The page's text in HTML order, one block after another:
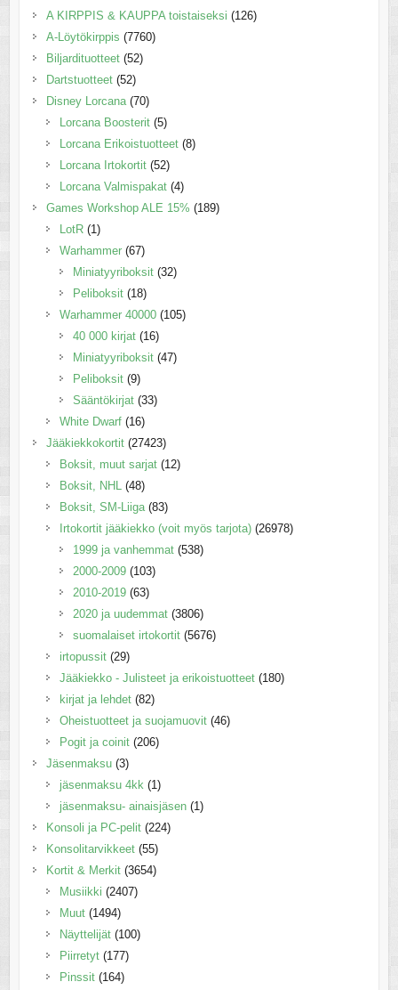
A KIRPPIS & KAUPPA toistaiseksi (126)
A-Löytökirppis (7760)
Biljardituotteet (52)
Dartstuotteet (52)
Disney Lorcana (70)
Lorcana Boosterit (5)
Lorcana Erikoistuotteet (8)
Lorcana Irtokortit (52)
Lorcana Valmispakat (4)
Games Workshop ALE 15% (189)
LotR (1)
Warhammer (67)
Miniatyyriboksit (32)
Peliboksit (18)
Warhammer 40000 (105)
40 000 kirjat (16)
Miniatyyriboksit (47)
Peliboksit (9)
Sääntökirjat (33)
White Dwarf (16)
Jääkiekkokortit (27423)
Boksit, muut sarjat (12)
Boksit, NHL (48)
Boksit, SM-Liiga (83)
Irtokortit jääkiekko (voit myös tarjota) (26978)
1999 ja vanhemmat (538)
2000-2009 (103)
2010-2019 (63)
2020 ja uudemmat (3806)
suomalaiset irtokortit (5676)
irtopussit (29)
Jääkiekko - Julisteet ja erikoistuotteet (180)
kirjat ja lehdet (82)
Oheistuotteet ja suojamuovit (46)
Pogit ja coinit (206)
Jäsenmaksu (3)
jäsenmaksu 4kk (1)
jäsenmaksu- ainaisjäsen (1)
Konsoli ja PC-pelit (224)
Konsolitarvikkeet (55)
Kortit & Merkit (3654)
Musiikki (2407)
Muut (1494)
Näyttelijät (100)
Piirretyt (177)
Pinssit (164)